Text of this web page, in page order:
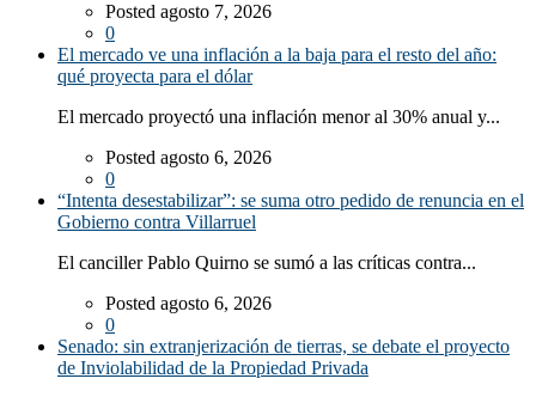
Posted agosto 7, 2026
0
El mercado ve una inflación a la baja para el resto del año:
qué proyecta para el dólar
El mercado proyectó una inflación menor al 30% anual y...
Posted agosto 6, 2026
0
“Intenta desestabilizar”: se suma otro pedido de renuncia en el
Gobierno contra Villarruel
El canciller Pablo Quirno se sumó a las críticas contra...
Posted agosto 6, 2026
0
Senado: sin extranjerización de tierras, se debate el proyecto
de Inviolabilidad de la Propiedad Privada